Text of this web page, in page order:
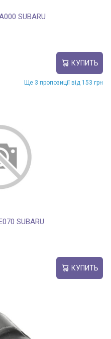
SUBARU
КУПИТЬ
Ще 3 пропозиції від 153 грн
SUBARU
КУПИТЬ